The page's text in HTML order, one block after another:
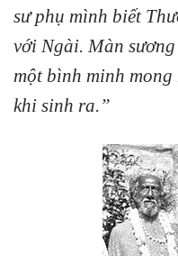
sư phụ mình biết
với Ngài. Màn
một bình minh
khi sinh ra.”